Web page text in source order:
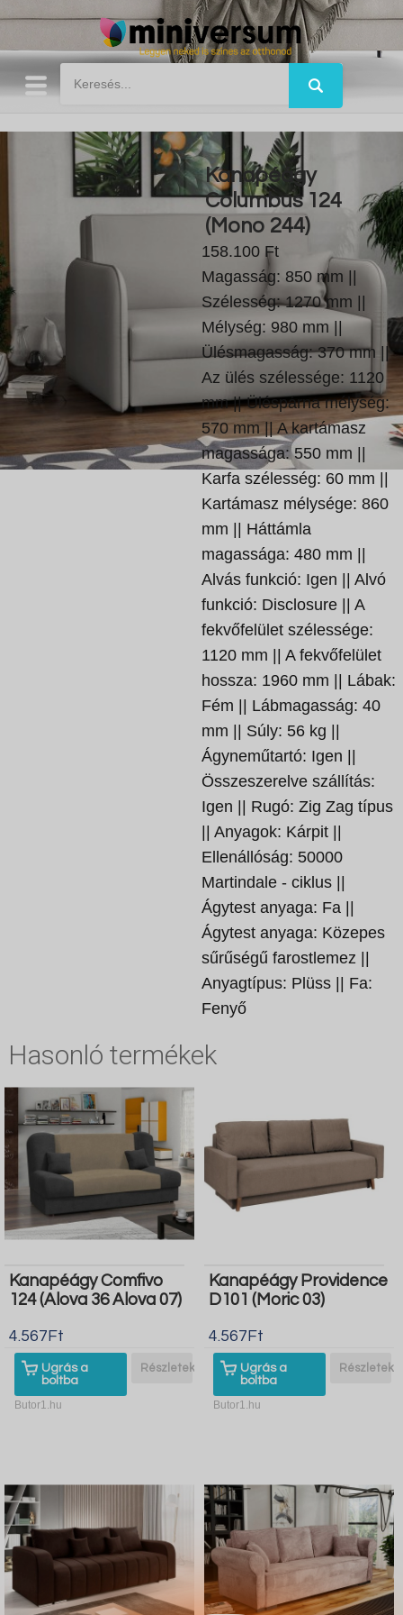
Kanapéágy
Columbus 124
(Mono 244)
158.100 Ft
Magasság: 850 mm ||
Szélesség: 1270 mm ||
Mélység: 980 mm ||
Ülésmagasság: 370 mm ||
Az ülés szélessége: 1120
mm || Üléspárna mélység:
570 mm || A kartámasz
magassága: 550 mm ||
Karfa szélesség: 60 mm ||
Kartámasz mélysége: 860
mm || Háttámla
magassága: 480 mm ||
Alvás funkció: Igen || Alvó
funkció: Disclosure || A
fekvőfelület szélessége:
1120 mm || A fekvőfelület
hossza: 1960 mm || Lábak:
Fém || Lábmagasság: 40
mm || Súly: 56 kg ||
Ágyneműtartó: Igen ||
Összeszerelve szállítás:
Igen || Rugó: Zig Zag típus
|| Anyagok: Kárpit ||
Ellenállóság: 50000
Martindale - ciklus ||
Ágytest anyaga: Fa ||
Ágytest anyaga: Közepes
sűrűségű farostlemez ||
Anyagtípus: Plüss || Fa:
Fenyő
Hasonló termékek
Kanapéágy Comfivo
124 (Alova 36 Alova 07)
4.567Ft
Ugrás a
boltba
Részletek
Butor1.hu
Kanapéágy Providence
D101 (Moric 03)
4.567Ft
Ugrás a
boltba
Részletek
Butor1.hu